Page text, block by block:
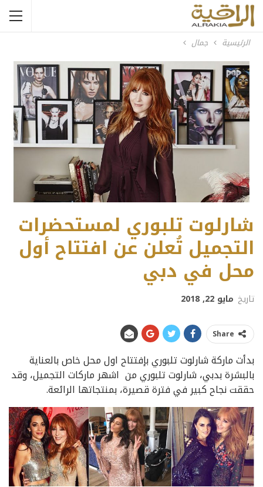
الرئيسية جمال
شارلوت تلبوري لمستحضرات
التجميل تُعلن عن افتتاح أول
محل في دبي
تاريخ مايو 22, 2018
Share
بدأت ماركة شارلوت تلبوري بإفتتاح اول محل خاص بالعناية
بالبشرة بدبي، شارلوت تلبوري من اشهر ماركات التجميل، وقد
حققت نجاح كبير في فترة قصيرة، بمنتجاتها الرائعة.